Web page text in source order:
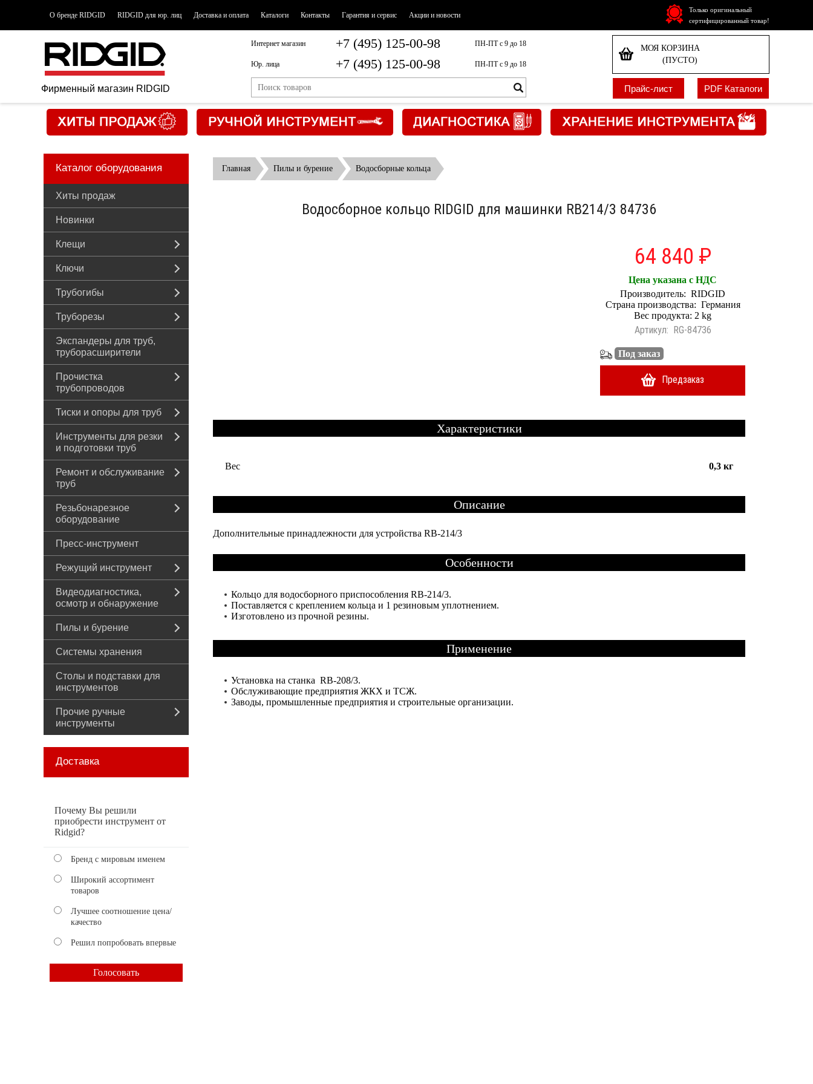
О бренде RIDGID RIDGID для юр. лиц Доставка и оплата Каталоги Контакты Гарантия и сервис Акции и новости
Только оригинальный
сертифицированный товар!
Фирменный магазин RIDGID
Интернет магазин +7 (495) 125-00-98 ПН-ПТ с 9 до 18
Юр. лица +7 (495) 125-00-98 ПН-ПТ с 9 до 18
МОЯ КОРЗИНА
(ПУСТО)
Прайс-лист PDF Каталоги
Каталог оборудования
Хиты продаж
Новинки
Клещи
Ключи
Трубогибы
Труборезы
Экспандеры для труб,
труборасширители
Прочистка
трубопроводов
Тиски и опоры для труб
Инструменты для резки
и подготовки труб
Ремонт и обслуживание
труб
Резьбонарезное
оборудование
Пресс-инструмент
Режущий инструмент
Видеодиагностика,
осмотр и обнаружение
Пилы и бурение
Системы хранения
Столы и подставки для
инструментов
Прочие ручные
инструменты
Доставка
Почему Вы решили
приобрести инструмент от
Ridgid?
Бренд с мировым именем
Широкий ассортимент
товаров
Лучшее соотношение цена/
качество
Решил попробовать впервые
Главная Пилы и бурение Водосборные кольца
Водосборное кольцо RIDGID для машинки RB214/3 84736
64 840 ₽
Цена указана с НДС
Производитель: RIDGID
Страна производства: Германия
Вес продукта: 2 kg
Артикул: RG-84736
Под заказ
Предзаказ
Характеристики
Вес 0,3 кг
Описание
Дополнительные принадлежности для устройства RB-214/3
Особенности
Кольцо для водосборного приспособления RB-214/3.
Поставляется с креплением кольца и 1 резиновым уплотнением.
Изготовлено из прочной резины.
Применение
Установка на станка RB-208/3.
Обслуживающие предприятия ЖКХ и ТСЖ.
Заводы, промышленные предприятия и строительные организации.